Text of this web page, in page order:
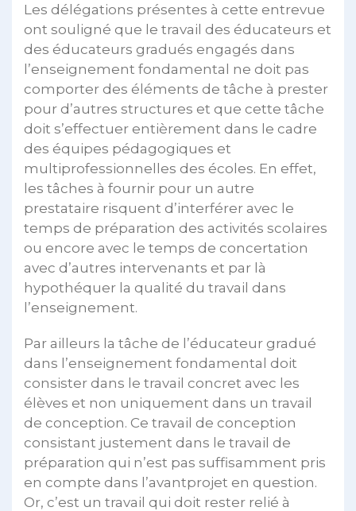
Les délégations présentes à cette entrevue
ont souligné que le travail des éducateurs et
des éducateurs gradués engagés dans
l’enseignement fondamental ne doit pas
comporter des éléments de tâche à prester
pour d’autres structures et que cette tâche
doit s’effectuer entièrement dans le cadre
des équipes pédagogiques et
multiprofessionnelles des écoles. En effet,
les tâches à fournir pour un autre
prestataire risquent d’interférer avec le
temps de préparation des activités scolaires
ou encore avec le temps de concertation
avec d’autres intervenants et par là
hypothéquer la qualité du travail dans
l’enseignement.
Par ailleurs la tâche de l’éducateur gradué
dans l’enseignement fondamental doit
consister dans le travail concret avec les
élèves et non uniquement dans un travail
de conception. Ce travail de conception
consistant justement dans le travail de
préparation qui n’est pas suffisamment pris
en compte dans l’avantprojet en question.
Or, c’est un travail qui doit rester relié à